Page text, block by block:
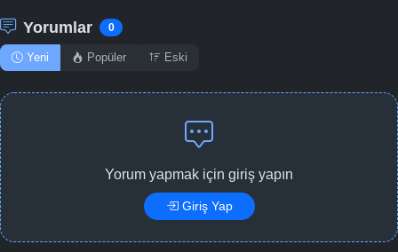
Yorumlar 0
Yeni Popüler Eski
Yorum yapmak için giriş yapın
Giriş Yap